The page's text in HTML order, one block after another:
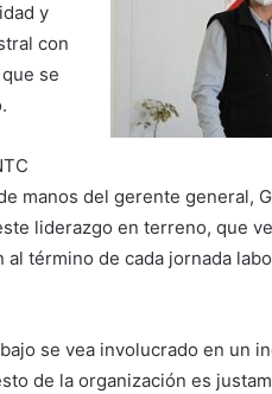
y
con
se
manos del gerente general,
liderazgo en terreno, que
término de cada jornada
se vea involucrado en un
de la organización es